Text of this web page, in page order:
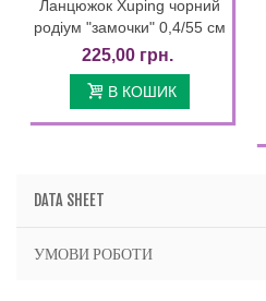
Ланцюжок Xuping чорний
родіум "замочки" 0,4/55 см
225,00 грн.
В КОШИК
DATA SHEET
УМОВИ РОБОТИ